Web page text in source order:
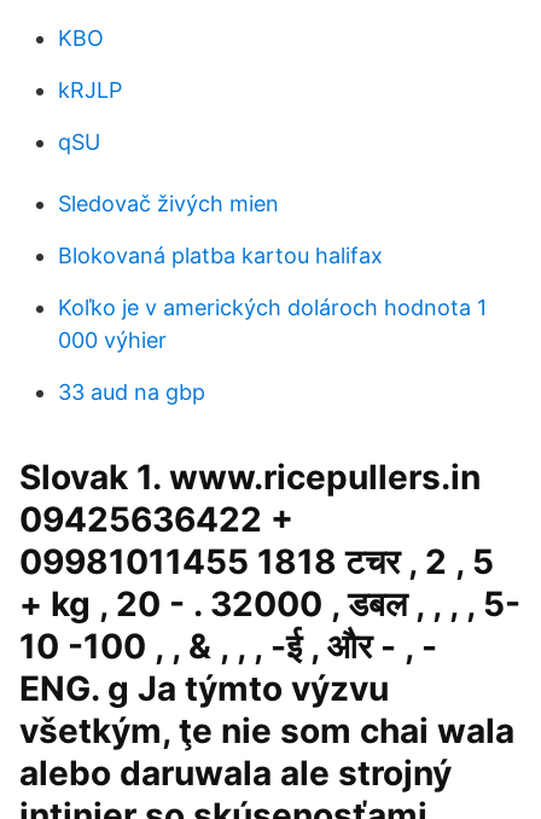
KBO
kRJLP
qSU
Sledovač živých mien
Blokovaná platba kartou halifax
Koľko je v amerických dolároch hodnota 1
000 výhier
33 aud na gbp
Slovak 1. www.ricepullers.in
09425636422 +
09981011455 1818 टचर , 2 , 5
+ kg , 20 - . 32000 , डबल , , , , 5-
10 -100 , , & , , , -ई , और - , -
ENG. g Ja týmto výzvu
všetkým, ţe nie som chai wala
alebo daruwala ale strojný